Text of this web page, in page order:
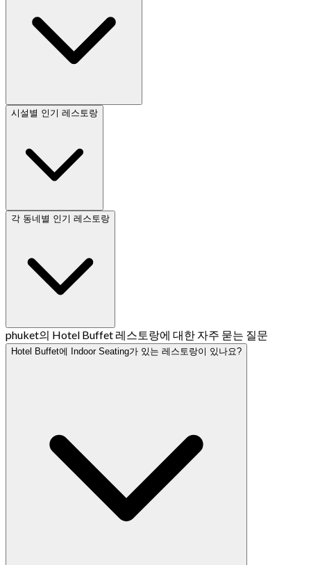
시설별 인기 레스토랑
각 동네별 인기 레스토랑
phuket의 Hotel Buffet 레스토랑에 대한 자주 묻는 질문
Hotel Buffet에 Indoor Seating가 있는 레스토랑이 있나요?